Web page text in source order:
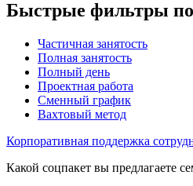
Быстрые фильтры
Частичная занятость
Полная занятость
Полный день
Проектная работа
Сменный график
Вахтовый метод
Корпоративная поддержка
Какой соцпакет вы предлагаете